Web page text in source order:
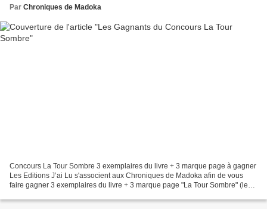
Par Chroniques de Madoka
Concours La Tour Sombre 3 exemplaires du livre + 3 marque page à gagner
Les Editions J’ai Lu s'associent aux Chroniques de Madoka afin de vous
faire gagner 3 exemplaires du livre + 3 marque page "La Tour Sombre" (les